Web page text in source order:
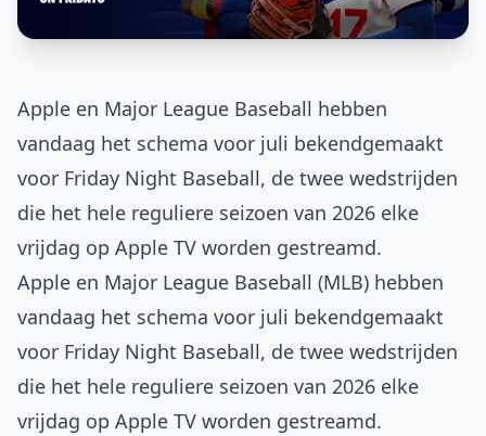
Apple en Major League Baseball hebben
vandaag het schema voor juli bekendgemaakt
voor Friday Night Baseball, de twee wedstrijden
die het hele reguliere seizoen van 2026 elke
vrijdag op Apple TV worden gestreamd.
Apple en Major League Baseball (MLB) hebben
vandaag het schema voor juli bekendgemaakt
voor Friday Night Baseball, de twee wedstrijden
die het hele reguliere seizoen van 2026 elke
vrijdag op Apple TV worden gestreamd.